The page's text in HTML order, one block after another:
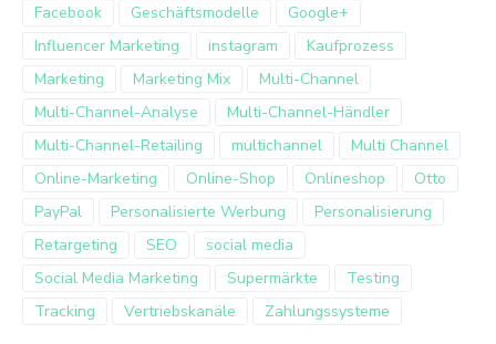
Facebook
Geschäftsmodelle
Google+
Influencer Marketing
instagram
Kaufprozess
Marketing
Marketing Mix
Multi-Channel
Multi-Channel-Analyse
Multi-Channel-Händler
Multi-Channel-Retailing
multichannel
Multi Channel
Online-Marketing
Online-Shop Onlineshop
Otto
PayPal
Personalisierte Werbung
Personalisierung
Retargeting
SEO
social media
Social Media Marketing
Supermärkte
Testing
Tracking
Vertriebskanäle Zahlungssysteme